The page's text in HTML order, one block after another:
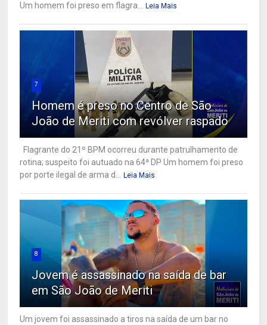
Um homem foi preso em flagra... Leia Mais
7
Homem é preso no Centro de São
João de Meriti com revólver raspado
Flagrante do 21º BPM ocorreu durante patrulhamento de
rotina; suspeito foi autuado na 64ª DP Um homem foi preso
por porte ilegal de arma d... Leia Mais
8
Jovem é assassinado na saída de bar
em São João de Meriti
Um jovem foi assassinado a tiros na saída de um bar no